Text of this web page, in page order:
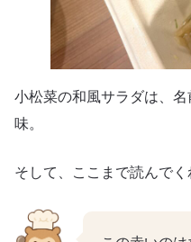
小松菜の和風サラダは、
味。
そして、ここまで読んで